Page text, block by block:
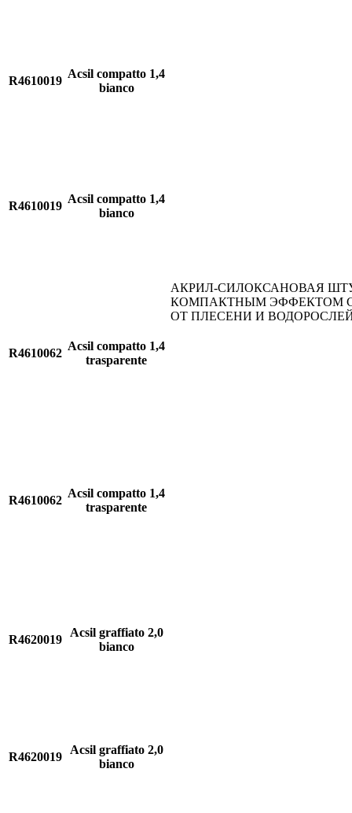
R4610019
Acsil compatto 1,4
bianco
АКРИЛ-СИЛОКСАНОВАЯ
КОМПАКТНЫМ ЭФФЕКТОМ
ОТ ПЛЕСЕНИ И
R4610019
Acsil compatto 1,4
bianco
R4610062
Acsil compatto 1,4
trasparente
R4610062
Acsil compatto 1,4
trasparente
R4620019
Acsil graffiato 2,0
bianco
R4620019
Acsil graffiato 2,0
bianco